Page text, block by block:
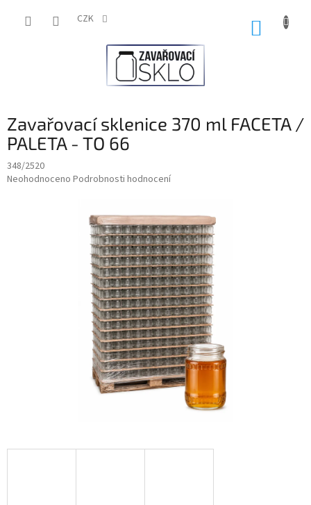
CZK
Zavařovací sklenice 370 ml FACETA /
PALETA - TO 66
348/2520
Průměrné
Neohodnoceno Podrobnosti hodnocení